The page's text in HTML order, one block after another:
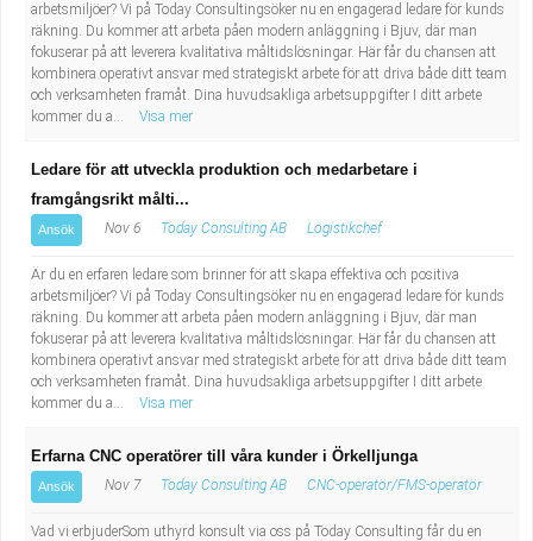
arbetsmiljöer? Vi på Today Consultingsöker nu en engagerad ledare för kunds
räkning. Du kommer att arbeta påen modern anläggning i Bjuv, där man
fokuserar på att leverera kvalitativa måltidslösningar. Här får du chansen att
kombinera operativt ansvar med strategiskt arbete för att driva både ditt team
och verksamheten framåt. Dina huvudsakliga arbetsuppgifter I ditt arbete
kommer du a...
Visa mer
Ledare för att utveckla produktion och medarbetare i
framgångsrikt målti...
Ansök Nov 6 Today Consulting AB Logistikchef
Är du en erfaren ledare som brinner för att skapa effektiva och positiva
arbetsmiljöer? Vi på Today Consultingsöker nu en engagerad ledare för kunds
räkning. Du kommer att arbeta påen modern anläggning i Bjuv, där man
fokuserar på att leverera kvalitativa måltidslösningar. Här får du chansen att
kombinera operativt ansvar med strategiskt arbete för att driva både ditt team
och verksamheten framåt. Dina huvudsakliga arbetsuppgifter I ditt arbete
kommer du a...
Visa mer
Erfarna CNC operatörer till våra kunder i Örkelljunga
Ansök Nov 7 Today Consulting AB CNC-operatör/FMS-operatör
Vad vi erbjuderSom uthyrd konsult via oss på Today Consulting får du en